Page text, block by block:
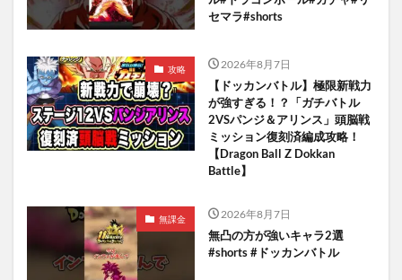
セマラ#shorts
攻略 2026年8月7日
【ドッカンバトル】極限新戦力
が強すぎる！？「ガチバトル
2VSパンジ＆アリンス」頭脳戦
ミッション復刻済編成攻略！
【Dragon Ball Z Dokkan
Battle】
無課金 2026年8月7日
無凸の方が強いキャラ2選
#shorts #ドッカンバトル